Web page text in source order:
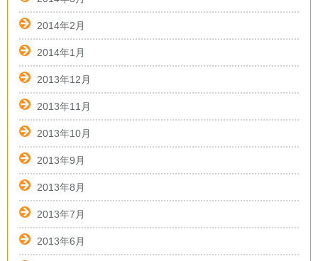
2014年2月
2014年1月
2013年12月
2013年11月
2013年10月
2013年9月
2013年8月
2013年7月
2013年6月